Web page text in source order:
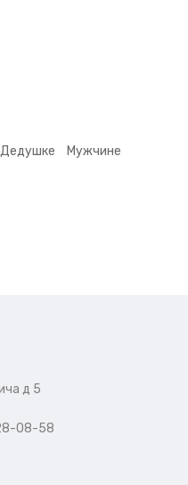
Дедушке
Мужчине
д 5
08-58